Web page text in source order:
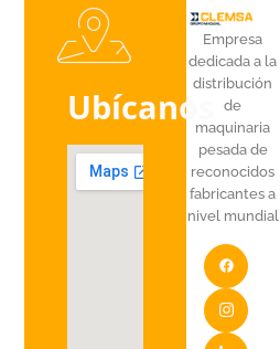
Ubícanos
Empresa
dedicada a la
distribución
de
maquinaria
pesada de
reconocidos
fabricantes a
nivel mundial